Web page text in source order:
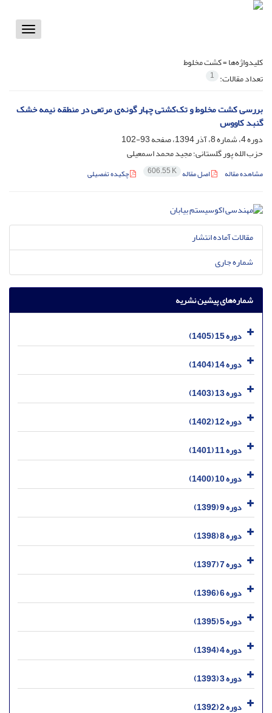
Toggle
کلیدواژه‌ها =کشت مخلوط
تعداد مقالات: 1
بررسی کشت مخلوط و تک‌کشتی چهار گونه‌ی مرتعی در منطقه نیمه خشک
گنبد کاووس
دوره 4، شماره 8، آذر 1394، صفحه
93-102
حزب الله پور گلستانی؛ مجید محمد اسمعیلی
مشاهده مقاله اصل مقاله 606.55 K چکیده تفصیلی
مقالات آماده انتشار
شماره جاری
شماره‌های پیشین نشریه
دوره 15 (1405)
دوره 14 (1404)
دوره 13 (1403)
دوره 12 (1402)
دوره 11 (1401)
دوره 10 (1400)
دوره 9 (1399)
دوره 8 (1398)
دوره 7 (1397)
دوره 6 (1396)
دوره 5 (1395)
دوره 4 (1394)
دوره 3 (1393)
دوره 2 (1392)